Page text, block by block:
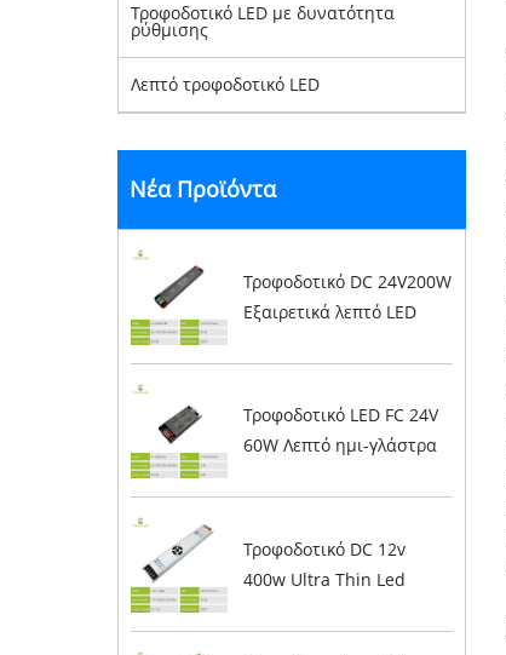
Τροφοδοτικό LED με δυνατότητα
ρύθμισης
Λεπτό τροφοδοτικό LED
Νέα Προϊόντα
Τροφοδοτικό DC 24V200W
Εξαιρετικά λεπτό LED
Τροφοδοτικό LED FC 24V
60W Λεπτό ημι-γλάστρα
Τροφοδοτικό DC 12v
400w Ultra Thin Led